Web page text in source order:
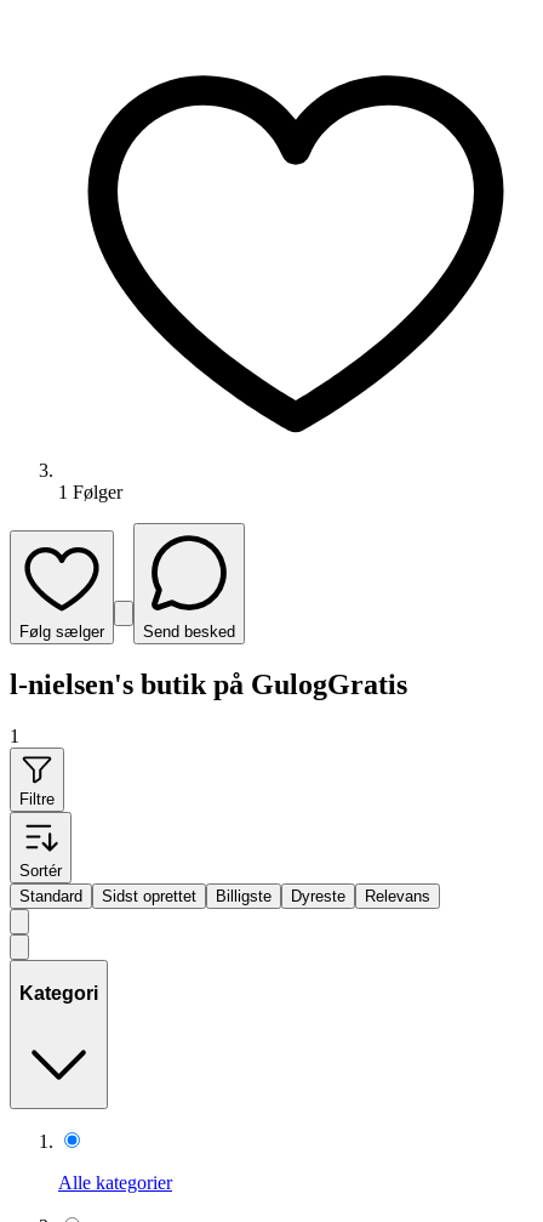
1 Følger
Følg sælger Send besked
l-nielsen's butik på GulogGratis
1
Filtre
Sortér
Standard
Sidst oprettet Billigste Dyreste Relevans
Kategori
Alle kategorier